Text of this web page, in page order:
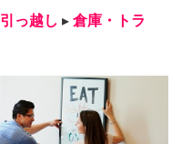
引っ越し ▸ 倉庫・トラ